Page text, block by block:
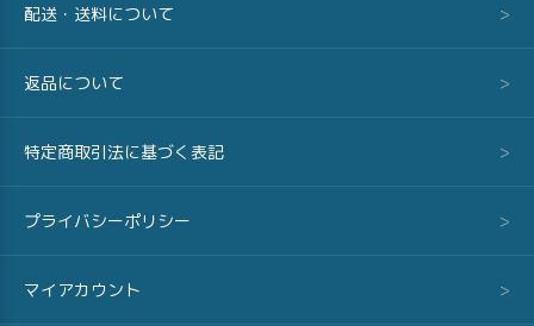
配送・送料について >
返品について >
特定商取引法に基づく表記 >
プライバシーポリシー >
マイアカウント >